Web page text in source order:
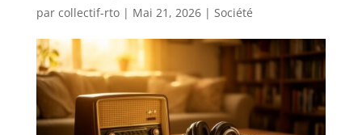
par collectif-rto| Mai 21, 2026| Société